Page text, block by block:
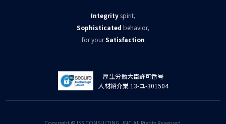
Integrityspirit,
Sophisticated behavior,
for yourSatisfaction
厚生労働大臣許可番号
人材紹介業 13-ユ-301504
Copyright © ISS CONSULTING, INC.All Rights Reserved.